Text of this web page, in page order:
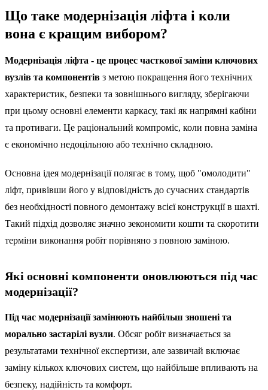
Що таке модернізація ліфта і коли
вона є кращим вибором?
Модернізація ліфта - це процес часткової заміни ключових
вузлів та компонентів з метою покращення його технічних
характеристик, безпеки та зовнішнього вигляду, зберігаючи
при цьому основні елементи каркасу, такі як напрямні кабіни
та противаги. Це раціональний компроміс, коли повна заміна
є економічно недоцільною або технічно складною.
Основна ідея модернізації полягає в тому, щоб "омолодити"
ліфт, привівши його у відповідність до сучасних стандартів
без необхідності повного демонтажу всієї конструкції в шахті.
Такий підхід дозволяє значно зекономити кошти та скоротити
терміни виконання робіт порівняно з повною заміною.
Які основні компоненти оновлюються під час
модернізації?
Під час модернізації замінюють найбільш зношені та
морально застарілі вузли. Обсяг робіт визначається за
результатами технічної експертизи, але зазвичай включає
заміну кількох ключових систем, що найбільше впливають на
безпеку, надійність та комфорт.